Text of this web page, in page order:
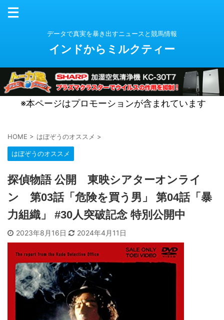
データで真実を暴き出すニュースと競馬情報
インドからミルクティー
※本ページはプロモーションが含まれています
HOME > はぼぞうのオススメ >
はぼぞうのオススメ
探偵物語 公開 東映シアターオンライ
ン 第03話「危険を買う男」 第04話「暴
力組織」 #30人突破記念 特別公開中
2023年8月16日 2024年4月11日